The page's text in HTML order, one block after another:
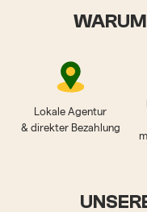
Lokale Agentur
& direkter Bezahlung